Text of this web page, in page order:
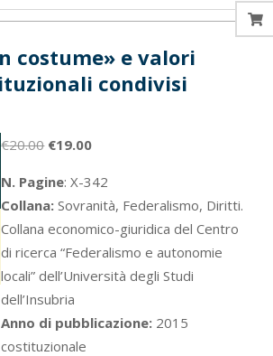
costume» e valori
condivisi
€20.00 Il
originale
era:
€20.00.
€19.00Il
attuale
è:
€19.00.
N. Pagine: X-342
Collana: Sovranità, Federalismo, Diritti.
Collana economico-giuridica del Centro
di ricerca “Federalismo e autonomie
locali” dell’Università degli Studi
dell’Insubria
Anno di pubblicazione: 2015